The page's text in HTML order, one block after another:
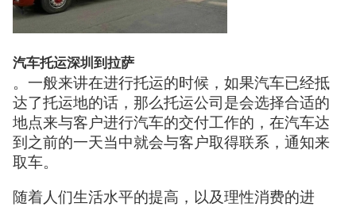
汽车托运深圳到拉萨
。一般来讲在进行托运的时候，如果汽车已经抵
达了托运地的话，那么托运公司是会选择合适的
地点来与客户进行汽车的交付工作的，在汽车达
到之前的一天当中就会与客户取得联系，通知来
取车。
随着人们生活水平的提高，以及理性消费的进